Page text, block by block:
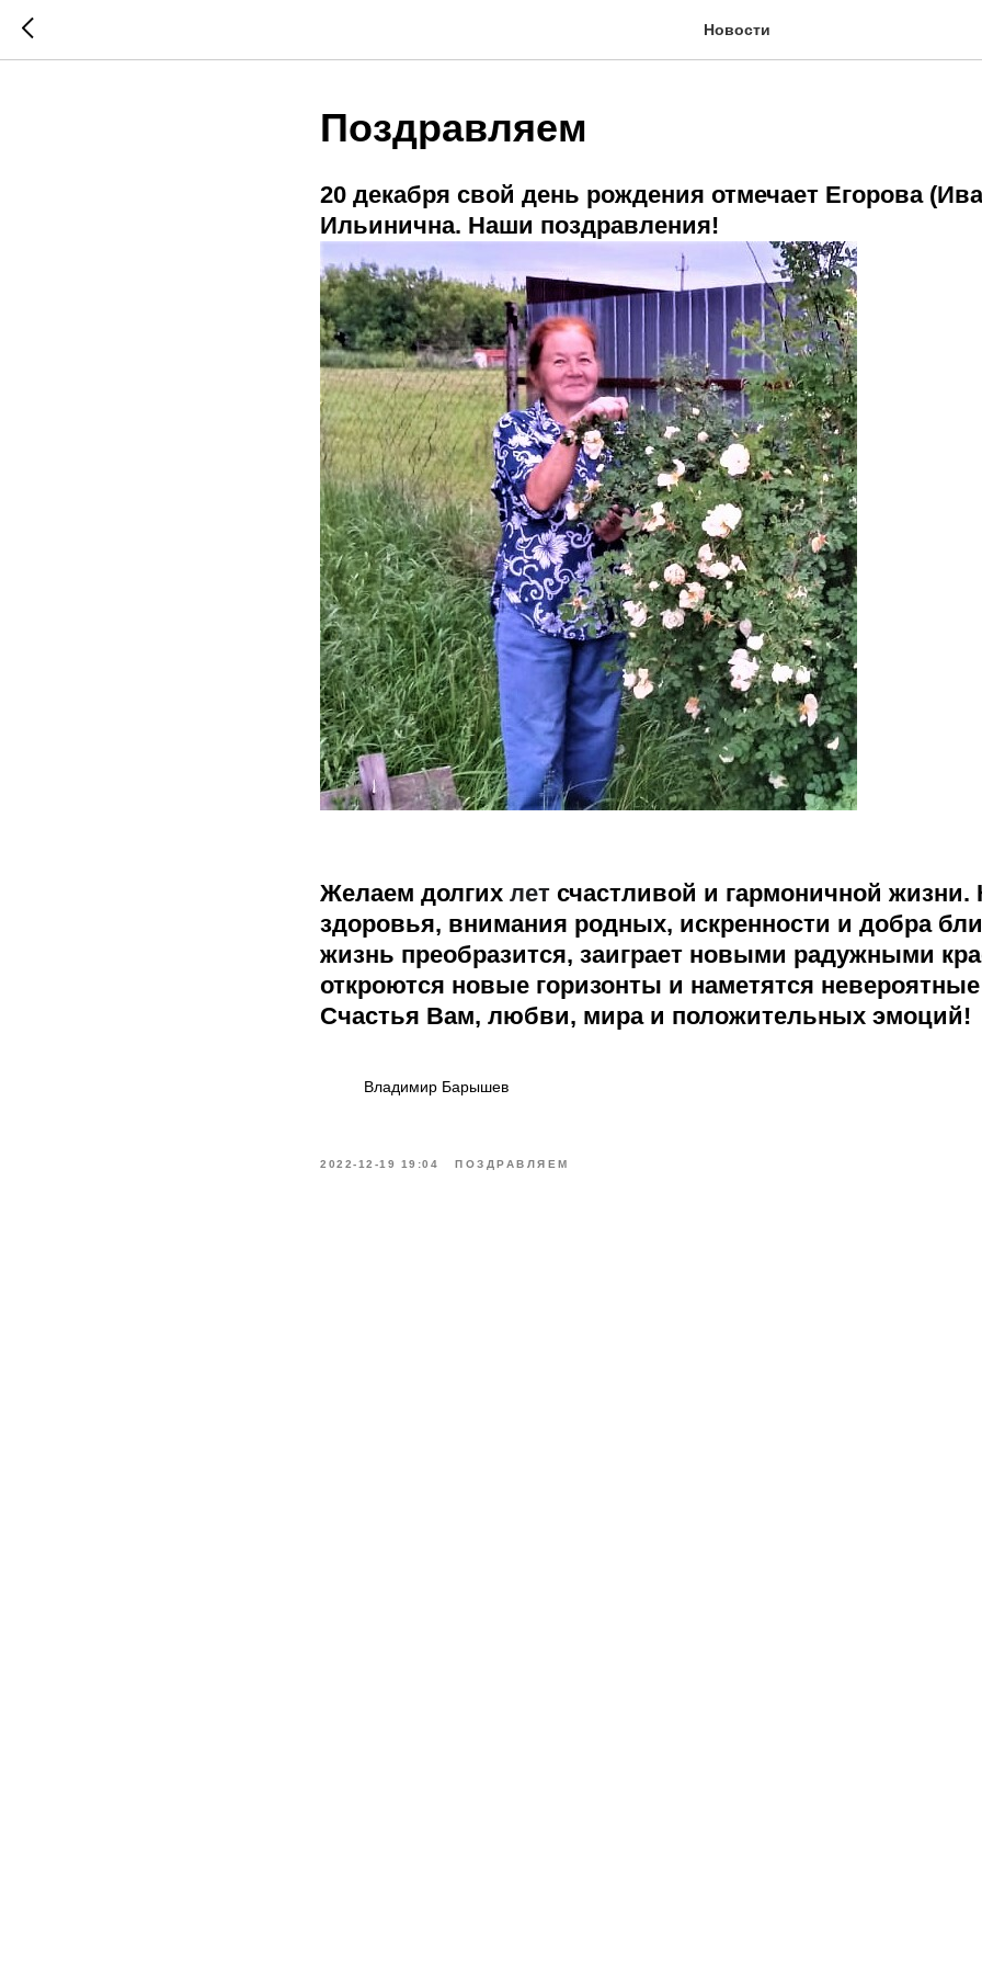
Новости
Поздравляем
20 декабря свой день рождения отмечает Егорова
Ильинична. Наши поздравления!
Желаем долгих лет счастливой и гармоничной жизни.
здоровья, внимания родных, искренности и добра
жизнь преобразится, заиграет новыми радужными
откроются новые горизонты и наметятся
Счастья Вам, любви, мира и положительных эмоций!
Владимир Барышев
2022-12-19 19:04 ПОЗДРАВЛЯЕМ